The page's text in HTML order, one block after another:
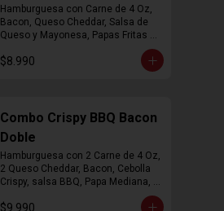
Hamburguesa con Carne de 4 Oz,
Bacon, Queso Cheddar, Salsa de
Queso y Mayonesa, Papas Fritas
$8.990
Combo Crispy BBQ Bacon
Doble
Hamburguesa con 2 Carne de 4 Oz,
2 Queso Cheddar, Bacon, Cebolla
Crispy, salsa BBQ, Papa Mediana,
$9.990